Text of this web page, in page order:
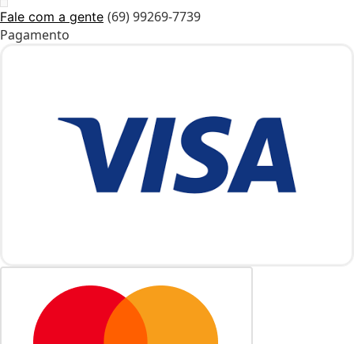
Fale com a gente (69) 99269-7739
Pagamento